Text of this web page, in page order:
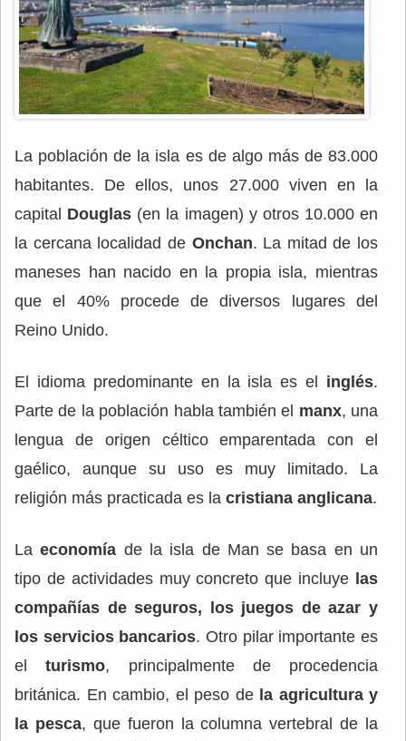
La población de la isla es de algo más de 83.000
habitantes. De ellos, unos 27.000 viven en la
capital Douglas (en la imagen) y otros 10.000 en
la cercana localidad de Onchan. La mitad de los
maneses han nacido en la propia isla, mientras
que el 40% procede de diversos lugares del
Reino Unido.
El idioma predominante en la isla es el inglés.
Parte de la población habla también el manx, una
lengua de origen céltico emparentada con el
gaélico, aunque su uso es muy limitado. La
religión más practicada es la cristiana anglicana.
La economía de la isla de Man se basa en un
tipo de actividades muy concreto que incluye las
compañías de seguros, los juegos de azar y
los servicios bancarios. Otro pilar importante es
elturismo, principalmente de procedencia
británica. En cambio, el peso de la agricultura y
la pesca, que fueron la columna vertebral de la